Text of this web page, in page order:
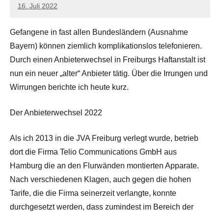
16. Juli 2022
network
Gefangene in fast allen Bundesländern (Ausnahme
Bayern) können ziemlich komplikationslos telefonieren.
Durch einen Anbieterwechsel in Freiburgs Haftanstalt ist
nun ein neuer „alter“ Anbieter tätig. Über die Irrungen und
Wirrungen berichte ich heute kurz.
Der Anbieterwechsel 2022
Als ich 2013 in die JVA Freiburg verlegt wurde, betrieb
dort die Firma Telio Communications GmbH aus
Hamburg die an den Flurwänden montierten Apparate.
Nach verschiedenen Klagen, auch gegen die hohen
Tarife, die die Firma seinerzeit verlangte, konnte
durchgesetzt werden, dass zumindest im Bereich der